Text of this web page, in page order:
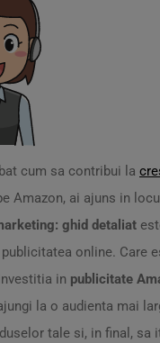
cum sa contribui la
Amazon, ai ajuns in
ghid detaliat
online. Care
in publicitate
la o audienta mai
tale si, in final, sa